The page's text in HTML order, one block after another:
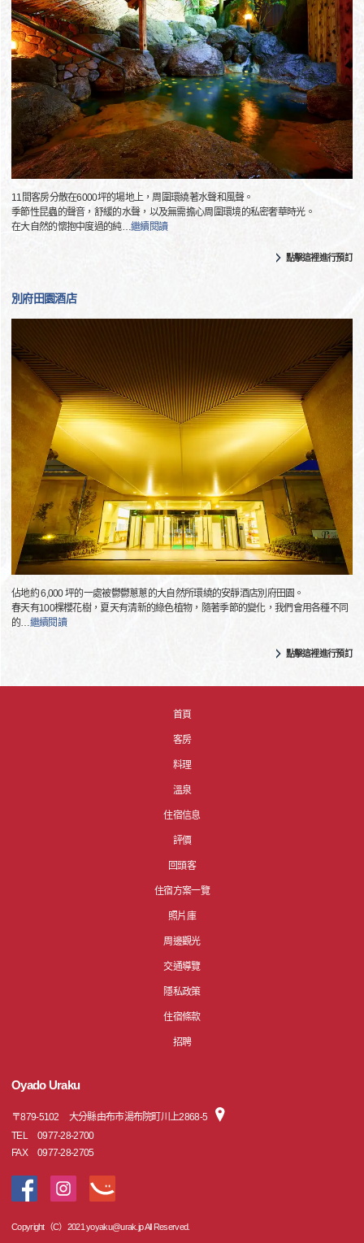
11間客房分散在6000坪的場地上，周圍環繞著水聲和風聲。
季節性昆蟲的聲音，舒緩的水聲，以及無需擔心周圍環境的私密奢華時光。
在大自然的懷抱中度過的純…繼續閱讀
點擊這裡進行預訂
別府田園酒店
佔地約 6,000 坪的一處被鬱鬱蔥蔥的大自然所環繞的安靜酒店別府田園。
春天有100棵櫻花樹，夏天有清新的綠色植物，隨著季節的變化，我們會用各種不同
的…繼續閱讀
點擊這裡進行預訂
首頁
客房
料理
溫泉
住宿信息
評價
回頭客
住宿方案一覽
照片庫
周邊觀光
交通導覽
隱私政策
住宿條款
招聘
Oyado Uraku
〒879-5102
大分縣由布市湯布院町川上2868-5
TEL
0977-28-2700
FAX
0977-28-2705
Copyright（C）2021 yoyaku@urak.jp All Reserved.